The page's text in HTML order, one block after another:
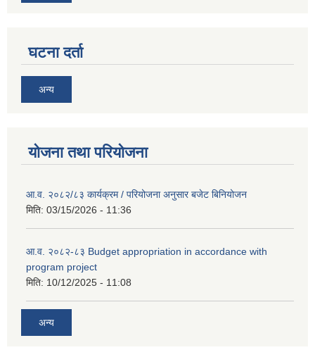
घटना दर्ता
अन्य
योजना तथा परियोजना
आ.व. २०८२/८३ कार्यक्रम / परियोजना अनुसार बजेट बिनियोजन
मिति: 03/15/2026 - 11:36
आ.व. २०८२-८३ Budget appropriation in accordance with
program project
मिति: 10/12/2025 - 11:08
अन्य